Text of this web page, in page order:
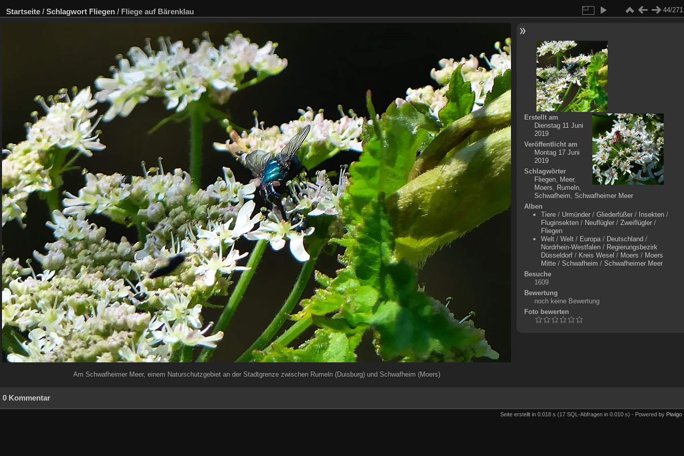
Startseite / Schlagwort Fliegen / Fliege auf Bärenklau 44/271
Am Schwafheimer Meer, einem Naturschutzgebiet an der Stadtgrenze zwischen Rumeln (Duisburg) und Schwafheim (Moers)
Erstellt am
Dienstag 11 Juni
2019
Veröffentlicht am
Montag 17 Juni
2019
Schlagwörter
Fliegen, Meer,
Moers, Rumeln,
Schwafheim, Schwafheimer Meer
Alben
Tiere/ Urmünder/ Gliederfüßer/ Insekten/
Fluginsekten/ Neuflügler/ Zweiflügler/
Fliegen
Welt/ Welt/ Europa/ Deutschland /
Nordrhein-Westfalen/ Regierungsbezirk
Düsseldorf/ Kreis Wesel / Moers / Moers
Mitte/ Schwafheim / Schwafheimer Meer
Besuche
1609
Bewertung
noch keine Bewertung
Foto bewerten
0 Kommentar
Seite erstellt in 0.018 s (17 SQL-Abfragen in 0.010 s) - Powered by Piwigo